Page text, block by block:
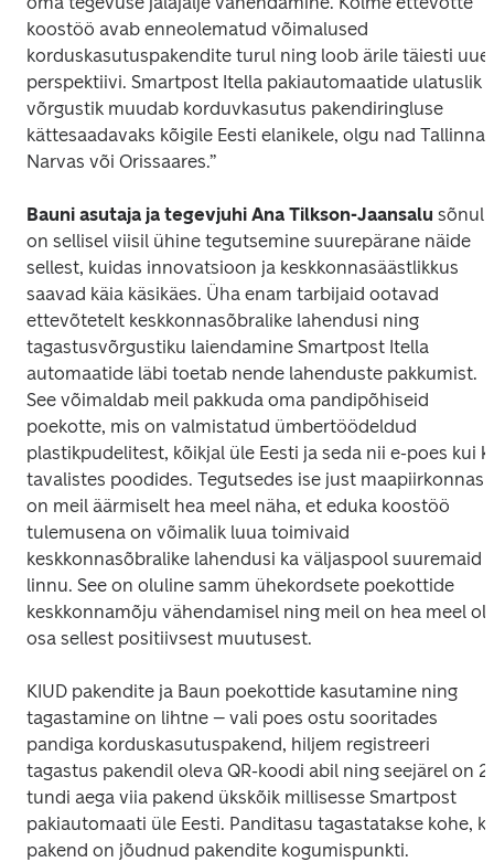
koostöö avab enneolematud võimalused
korduskasutuspakendite turul ning loob ärile täiesti uue
perspektiivi. Smartpost Itella pakiautomaatide ulatuslik
võrgustik muudab korduvkasutus pakendiringluse
kättesaadavaks kõigile Eesti elanikele, olgu nad
Narvas või Orissaares.”
Bauni asutaja ja tegevjuhi Ana Tilkson-Jaansalu sõnul
on sellisel viisil ühine tegutsemine suurepärane näide
sellest, kuidas innovatsioon ja keskkonnasäästlikkus
saavad käia käsikäes. Üha enam tarbijaid ootavad
ettevõtetelt keskkonnasõbralike lahendusi ning
tagastusvõrgustiku laiendamine Smartpost Itella
automaatide läbi toetab nende lahenduste pakkumist.
See võimaldab meil pakkuda oma pandipõhiseid
poekotte, mis on valmistatud ümbertöödeldud
plastikpudelitest, kõikjal üle Eesti ja seda nii e-poes kui
tavalistes poodides. Tegutsedes ise just maapiirkonnas
on meil äärmiselt hea meel näha, et eduka koostöö
tulemusena on võimalik luua toimivaid
keskkonnasõbralike lahendusi ka väljaspool suuremaid
linnu. See on oluline samm ühekordsete poekottide
keskkonnamõju vähendamisel ning meil on hea meel
osa sellest positiivsest muutusest.
KIUD pakendite ja Baun poekottide kasutamine ning
tagastamine on lihtne – vali poes ostu sooritades
pandiga korduskasutuspakend, hiljem registreeri
tagastus pakendil oleva QR-koodi abil ning seejärel on
tundi aega viia pakend ükskõik millisesse Smartpost
pakiautomaati üle Eesti. Panditasu tagastatakse kohe,
pakend on jõudnud pakendite kogumispunkti.